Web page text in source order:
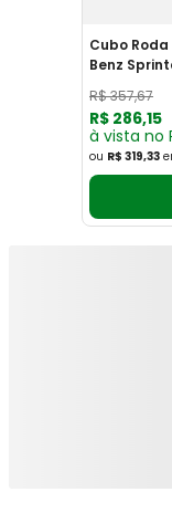
Cubo Roda
Benz
R$357,67
R$ 286,15
à vista no
ou R$ 319,33